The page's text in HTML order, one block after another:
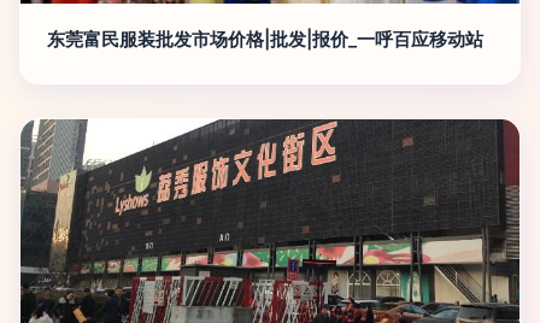
东莞富民服装批发市场价格|批发|报价_一呼百应移动站